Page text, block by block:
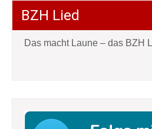
BZH Lied
Das macht Laune – das BZH